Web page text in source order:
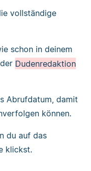
vollständige
schon in deinem
Dudenredaktion
Abrufdatum, damit
können.
du auf das
klickst.